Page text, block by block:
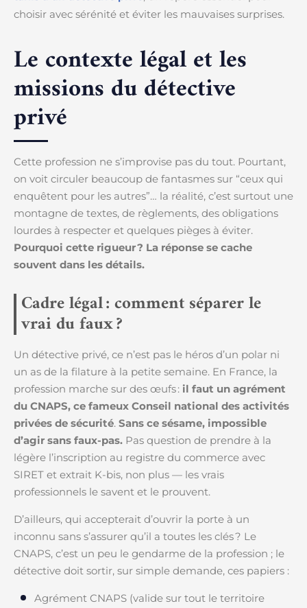
choisir avec sérénité et éviter les mauvaises surprises.
Le contexte légal et les
missions du détective
privé
Cette profession ne s’improvise pas du tout. Pourtant,
on voit circuler beaucoup de fantasmes sur “ceux qui
enquêtent pour les autres”… la réalité, c’est surtout une
montagne de textes, de règlements, des obligations
lourdes à respecter et quelques pièges à éviter.
Pourquoi cette rigueur ? La réponse se cache
souvent dans les détails.
Cadre légal : comment séparer le
vrai du faux ?
Un détective privé, ce n’est pas le héros d’un polar ni
un as de la filature à la petite semaine. En France, la
profession marche sur des œufs : il faut un agrément
du CNAPS, ce fameux Conseil national des activités
privées de sécurité. Sans ce sésame, impossible
d’agir sans faux-pas. Pas question de prendre à la
légère l’inscription au registre du commerce avec
SIRET et extrait K-bis, non plus — les vrais
professionnels le savent et le prouvent.
D’ailleurs, qui accepterait d’ouvrir la porte à un
inconnu sans s’assurer qu’il a toutes les clés ? Le
CNAPS, c’est un peu le gendarme de la profession ; le
détective doit sortir, sur simple demande, ces papiers :
Agrément CNAPS (valide sur tout le territoire